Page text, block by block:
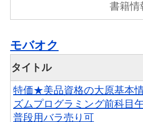
書籍情
モバオク
タイトル
特価★美品資格の大原基本
ズムプログラミング前科目
普段用バラ売り可